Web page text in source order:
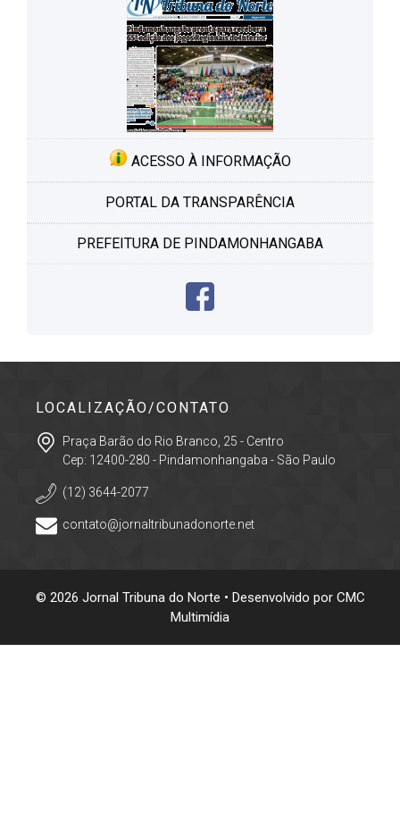
ACESSO À INFORMAÇÃO
PORTAL DA TRANSPARÊNCIA
PREFEITURA DE PINDAMONHANGABA
LOCALIZAÇÃO/CONTATO
Praça Barão do Rio Branco, 25 - Centro
Cep: 12400-280 - Pindamonhangaba - São Paulo
(12) 3644-2077
contato@jornaltribunadonorte.net
© 2026 Jornal Tribuna do Norte • Desenvolvido por CMC
Multimídia